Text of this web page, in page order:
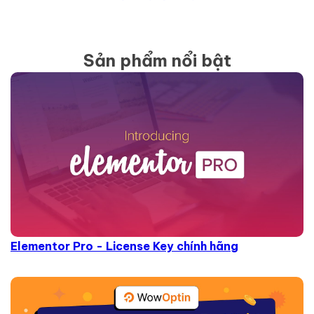
Sản phẩm nổi bật
Elementor Pro - License Key chính hãng